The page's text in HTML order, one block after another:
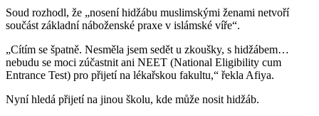
Soud rozhodl, že „nosení hidžábu muslimskými ženami netvoří
součást základní náboženské praxe v islámské víře“.
„Cítím se špatně. Nesměla jsem sedět u zkoušky, s hidžábem…
nebudu se moci zúčastnit ani NEET (National Eligibility cum
Entrance Test) pro přijetí na lékařskou fakultu,“ řekla Afiya.
Nyní hledá přijetí na jinou školu, kde může nosit hidžáb.